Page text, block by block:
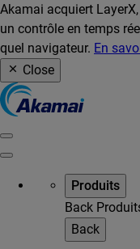
Akamai acquiert
un contrôle en temps
quel navigateur. En
Close
Produits
Back
Back